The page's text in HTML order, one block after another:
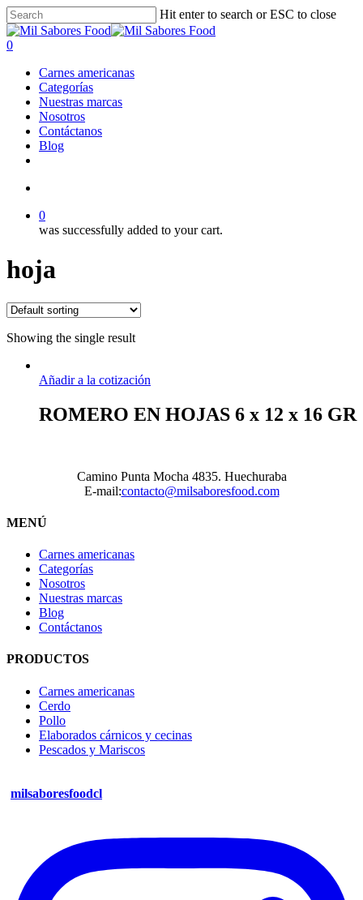
Skip
to
main
Hit enter to search or ESC to close
Close
Search
search
0
Carnes americanas
Categorías
Nuestras marcas
Nosotros
Contáctanos
Blog
0
was successfully added to your cart.
hoja
Showing the single result
Añadir a la cotización
ROMERO EN HOJAS 6 x 12 x 16 GR
Camino Punta Mocha 4835. Huechuraba
E-mail:contacto@milsaboresfood.com
MENÚ
Carnes americanas
Categorías
Nosotros
Nuestras marcas
Blog
Contáctanos
PRODUCTOS
Carnes americanas
Cerdo
Pollo
Elaborados cárnicos y cecinas
Pescados y Mariscos
milsaboresfoodcl